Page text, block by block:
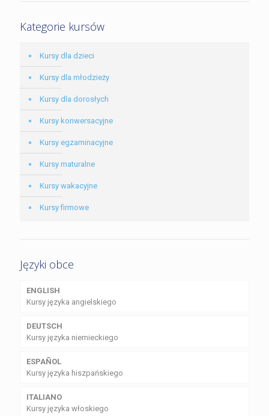
Kategorie kursów
Kursy dla dzieci
Kursy dla młodzieży
Kursy dla dorosłych
Kursy konwersacyjne
Kursy egzaminacyjne
Kursy maturalne
Kursy wakacyjne
Kursy firmowe
Języki obce
ENGLISH
Kursy języka angielskiego
DEUTSCH
Kursy języka niemieckiego
ESPAÑOL
Kursy języka hiszpańskiego
ITALIANO
Kursy języka włoskiego